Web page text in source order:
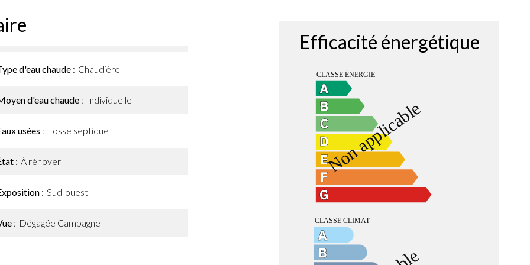
d'eau chaude Chaudière
d'eau chaude Individuelle
usées Fosse septique
À rénover
Sud-ouest
Dégagée Campagne
Efficacité énergétique